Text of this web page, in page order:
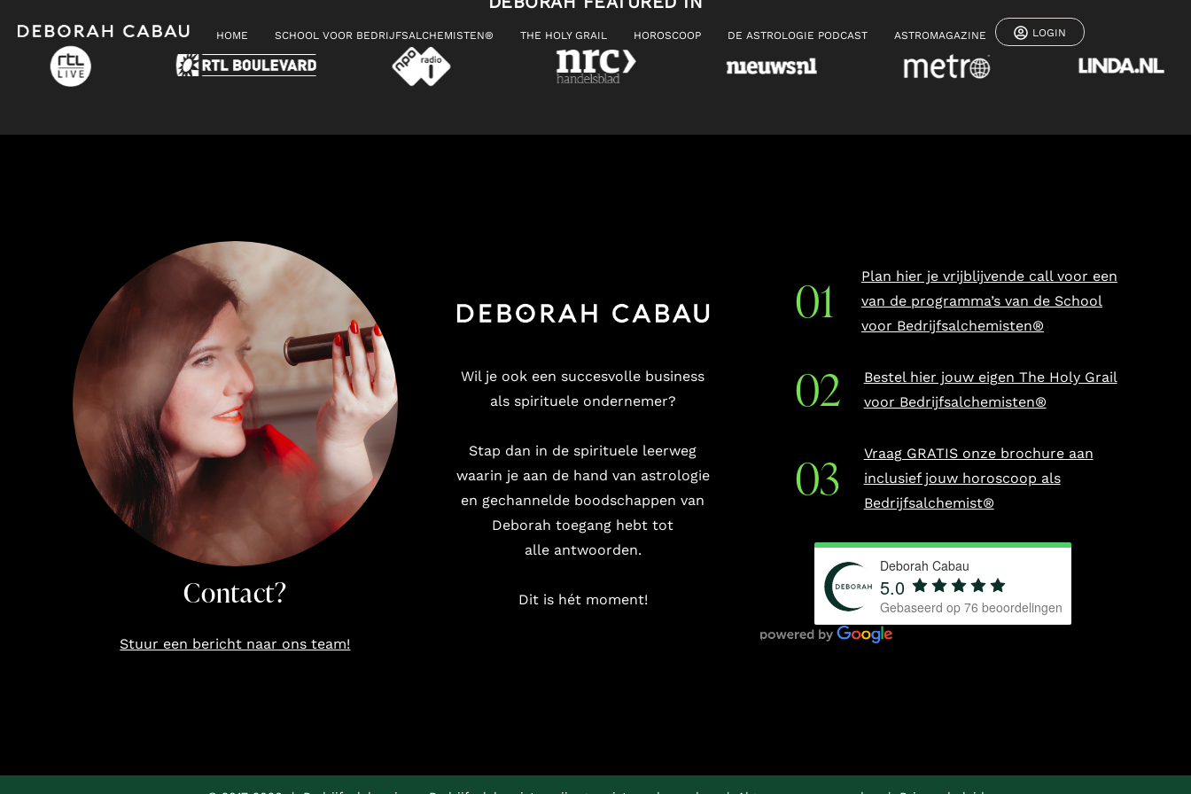
HOME SCHOOL VOOR BEDRIJFSALCHEMISTEN® THE HOLY GRAIL HOROSCOOP DE ASTROLOGIE PODCAST ASTROMAGAZINE LOGIN
Contact?
Stuur een bericht naar ons team!
Wil je ook een succesvolle business
als spirituele ondernemer?
Stap dan in de spirituele leerweg
waarin je aan de hand van astrologie
en gechannelde boodschappen van
Deborah toegang hebt tot
alle antwoorden.
Dit is hét moment!
Plan hier je vrijblijvende call voor een
van de programma’s van de School
voor Bedrijfsalchemisten®
Bestel hier jouw eigen The Holy Grail
voor Bedrijfsalchemisten®
Vraag GRATIS onze brochure aan
inclusief jouw horoscoop als
Bedrijfsalchemist®
Deborah Cabau
5.0
Gebaseerd op76 beoordelingen